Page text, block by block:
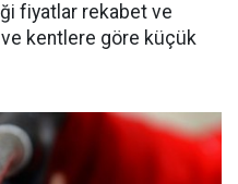
fiyatlar rekabet ve
kentlere göre küçük